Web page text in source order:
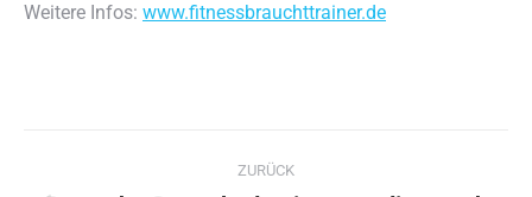
Weitere Infos: www.fitnessbrauchttrainer.de
Kommentarnavigation
ZURÜCK